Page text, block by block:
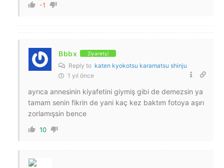
-1
Bbbx Ziyaretçi
Reply to katen kyokotsu karamatsu shinju
1 yıl önce
ayrıca annesinin kiyafetini giymiş gibi de demezsin ya
tamam senin fikrin de yani kaç kez baktım fotoya aşırı
zorlamışsin bence
10